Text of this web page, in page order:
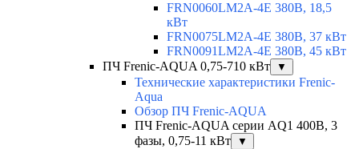
FRN0060LM2A-4E 380В, 18,5
кВт
FRN0075LM2A-4E 380В, 37 кВт
FRN0091LM2A-4E 380В, 45 кВт
ПЧ Frenic-AQUA 0,75-710 кВт
▼
Технические характеристики Frenic-
Aqua
Обзор ПЧ Frenic-AQUA
ПЧ Frenic-AQUA серии AQ1 400В, 3
фазы, 0,75-11 кВт
▼